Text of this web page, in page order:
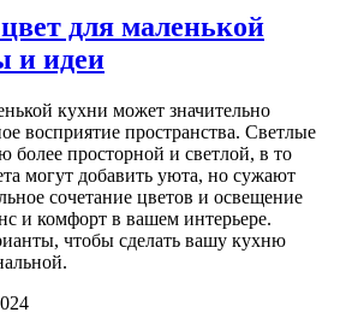
для маленькой
и идеи
кухни может значительно
восприятие пространства. Светлые
более просторной и светлой, в то
могут добавить уюта, но сужают
сочетание цветов и освещение
и комфорт в вашем интерьере.
чтобы сделать вашу кухню